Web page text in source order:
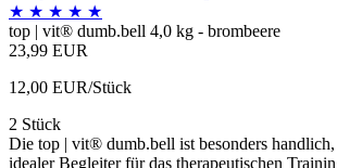
★ ★ ★ ★ ★
top | vit® dumb.bell 4,0 kg - brombeere
23,99 EUR
12,00 EUR/Stück
2 Stück
Die top | vit® dumb.bell ist besonders
idealer Begleiter für das therapeutischen